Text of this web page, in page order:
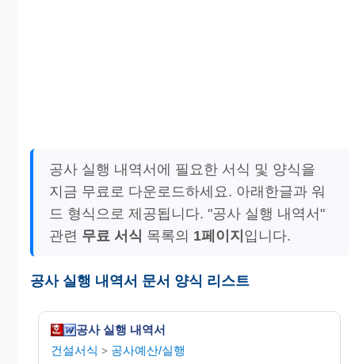
공사 실행 내역서에 필요한 서식 및 양식을
지금 무료로 다운로드하세요. 아래한글과 워
드 형식으로 제공됩니다. "공사 실행 내역서"
관련 무료 서식 목록의 1페이지 입니다.
공사 실행 내역서 문서 양식 리스트
공사 실행 내역서
건설서식 > 공사예산/실행